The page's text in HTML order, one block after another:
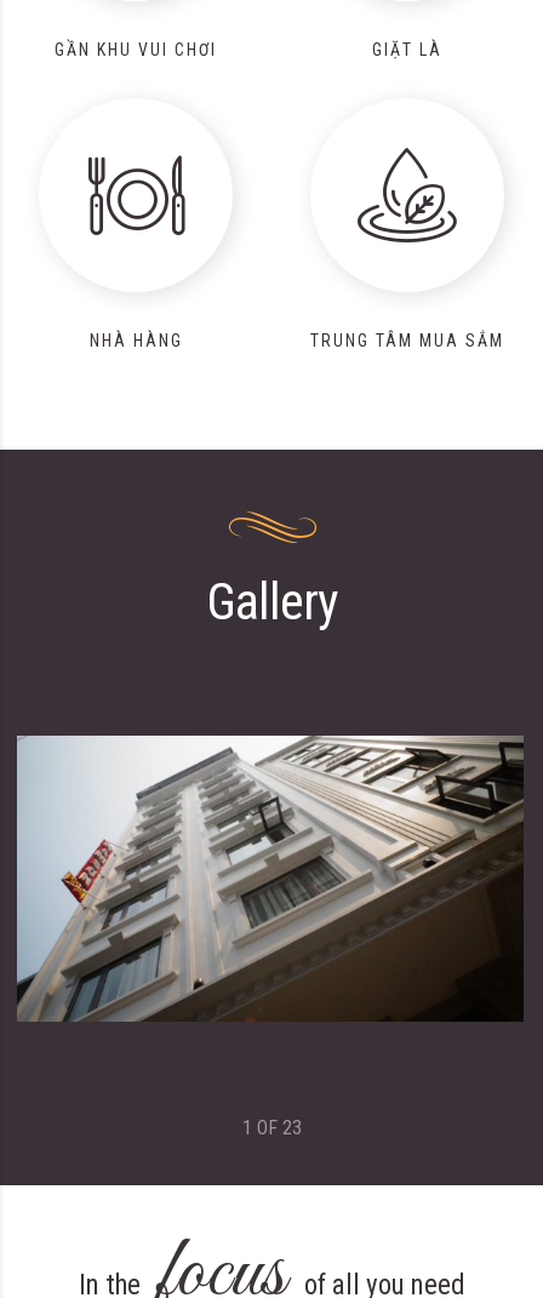
GẦN KHU VUI CHƠI GIẶT LÀ
NHÀ HÀNG TRUNG TÂM MUA SẮM
Gallery
1 OF 23
In the focus of all you need